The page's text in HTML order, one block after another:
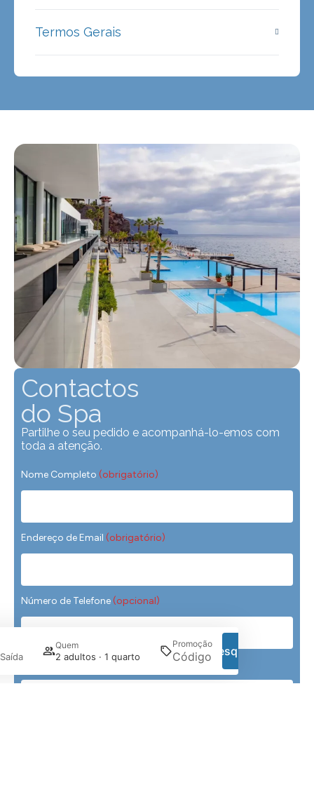
Quem
2 adultos · 1 quarto
Promoção
Pesquisar
Termos Gerais
Contactos
do Spa
Partilhe o seu pedido e acompanhá-lo-emos com
toda a atenção.
Nome Completo (obrigatório)
Endereço de Email (obrigatório)
Número de Telefone (opcional)
Tratamento Preferido(obrigatório)